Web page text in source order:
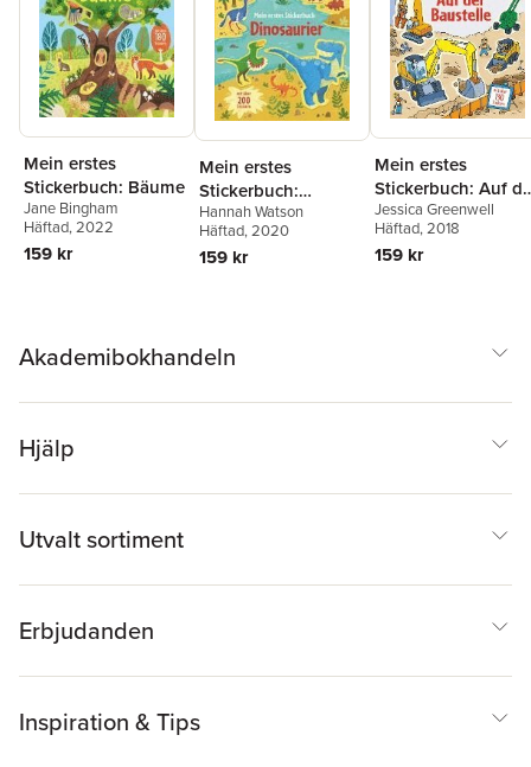
Mein erstes
Stickerbuch: Bäume
Jane Bingham
Häftad, 2022
159 kr
Mein erstes
Stickerbuch:
Dinosaurier
Hannah Watson
Häftad, 2020
159 kr
Mein erstes
Stickerbuch: Auf
Baustelle
Jessica Greenwell
Häftad, 2018
159 kr
Akademibokhandeln
Hjälp
Utvalt sortiment
Erbjudanden
Inspiration & Tips